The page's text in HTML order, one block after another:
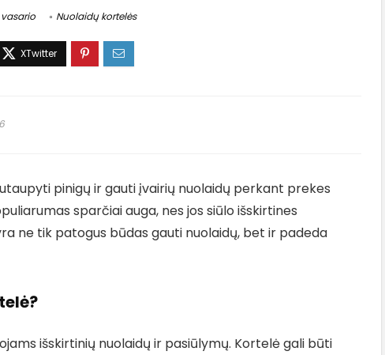
vasario Nuolaidų kortelės
pinigų ir gauti įvairių nuolaidų perkant prekes
sparčiai auga, nes jos siūlo išskirtines
ne tik patogus būdas gauti nuolaidų, bet ir padeda
išskirtinių nuolaidų ir pasiūlymų. Kortelė gali būti